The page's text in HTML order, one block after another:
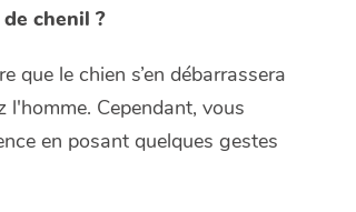
chenil ?
le chien s’en débarrassera
l'homme. Cependant, vous
en posant quelques gestes